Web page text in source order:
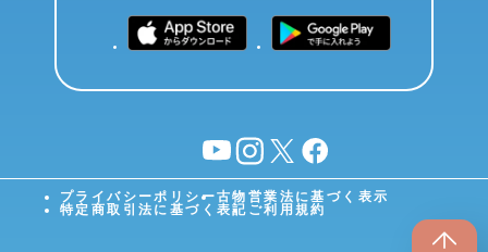
YouTubeinstagram
X facebook
プライバシーポリシー古物営業法に基づく表示
特定商取引法に基づく表記 ご利用規約